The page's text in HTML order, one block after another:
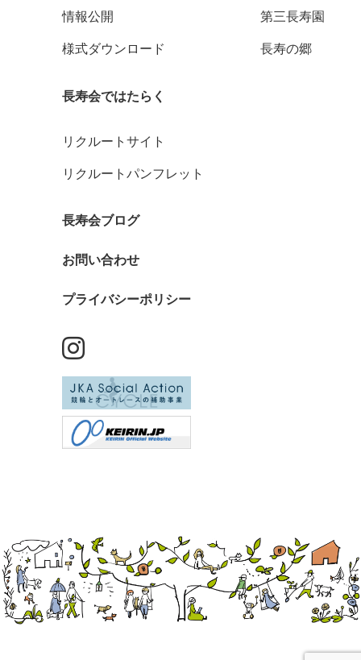
情報公開
様式ダウンロード
第三長寿園
長寿の郷
長寿会ではたらく
リクルートサイト
リクルートパンフレット
長寿会ブログ
お問い合わせ
プライバシーポリシー